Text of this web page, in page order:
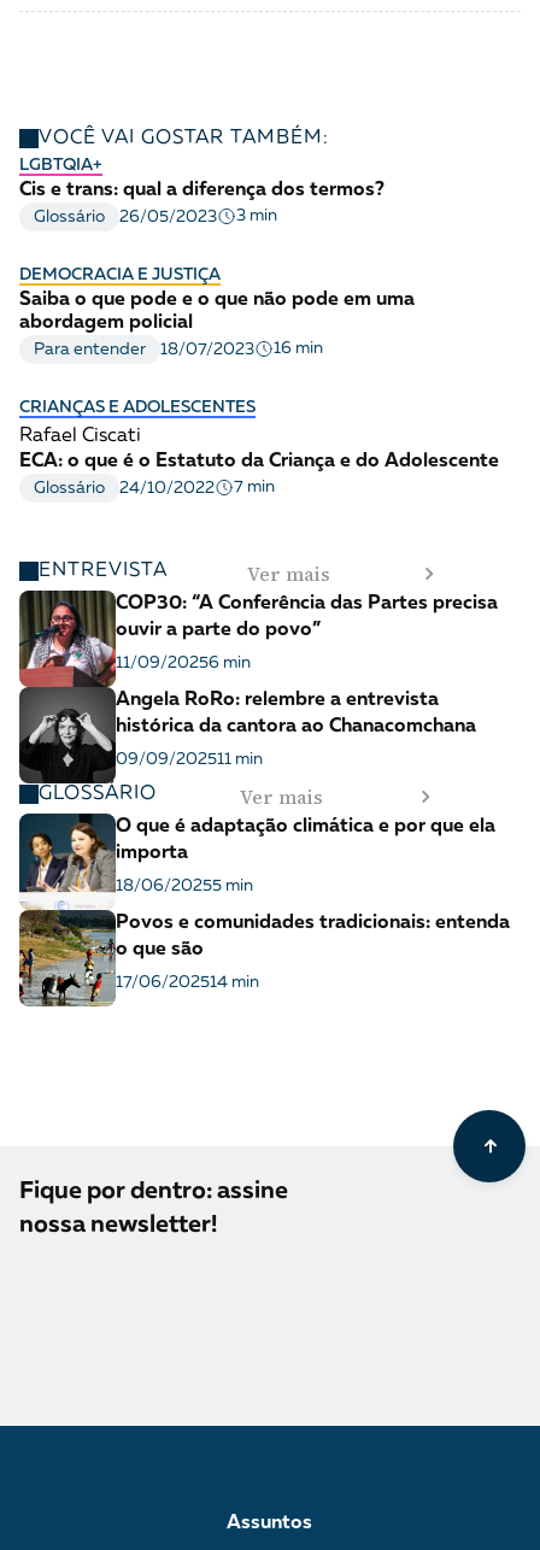
VOCÊ VAI GOSTAR TAMBÉM:
LGBTQIA+
Cis e trans: qual a diferença dos termos?
Glossário 26/05/2023 3 min
DEMOCRACIA E JUSTIÇA
Saiba o que pode e o que não pode em uma
abordagem policial
Para entender 18/07/2023 16 min
CRIANÇAS E ADOLESCENTES
Rafael Ciscati
ECA: o que é o Estatuto da Criança e do Adolescente
Glossário 24/10/2022 7 min
ENTREVISTA Ver mais
COP30: “A Conferência das Partes precisa
ouvir a parte do povo”
11/09/20256 min
Angela RoRo: relembre a entrevista
histórica da cantora ao Chanacomchana
09/09/202511 min
GLOSSÁRIO Ver mais
O que é adaptação climática e por que ela
importa
18/06/20255 min
Povos e comunidades tradicionais: entenda
o que são
17/06/202514 min
Fique por dentro: assine
nossa newsletter!
Assuntos